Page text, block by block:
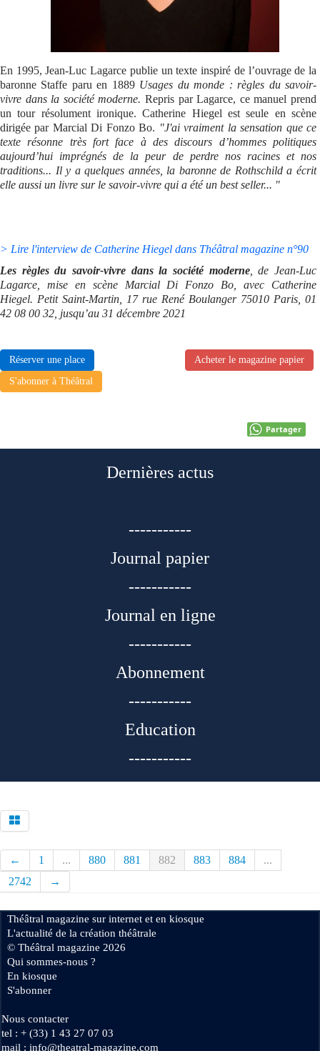
En 1995, Jean-Luc Lagarce publie un texte inspiré de l’ouvrage de la
baronne Staffe paru en 1889 Usages du monde : règles du savoir-
vivre dans la société moderne. Repris par Lagarce, ce manuel prend
un tour résolument ironique. Catherine Hiegel est seule en scène
dirigée par Marcial Di Fonzo Bo. "J'ai vraiment la sensation que ce
texte résonne très fort face à des discours d’hommes politiques
aujourd’hui imprégnés de la peur de perdre nos racines et nos
traditions... Il y a quelques années, la baronne de Rothschild a écrit
elle aussi un livre sur le savoir-vivre qui a été un best seller... "
> Lire l'interview de Catherine Hiegel dans Théâtral magazine n°90
Les règles du savoir-vivre dans la société moderne, de Jean-Luc
Lagarce, mise en scène Marcial Di Fonzo Bo, avec Catherine
Hiegel. Petit Saint-Martin, 17 rue René Boulanger 75010 Paris, 01
42 08 00 32, jusqu’au 31 décembre 2021
Réserver une place
Acheter le magazine papier
S'abonner à Théâtral
Partager
Dernières actus
-----------
Journal papier
-----------
Journal en ligne
-----------
Abonnement
-----------
Education
-----------
← 1 ... 880 881 882 883 884
...
2742
→
Théâtral magazine sur internet et en kiosque
L'actualité de la création théâtrale
© Théâtral magazine 2026
Qui sommes-nous ?
En kiosque
S'abonner
Nous contacter
tel : + (33) 1 43 27 07 03
mail : info@theatral-magazine.com